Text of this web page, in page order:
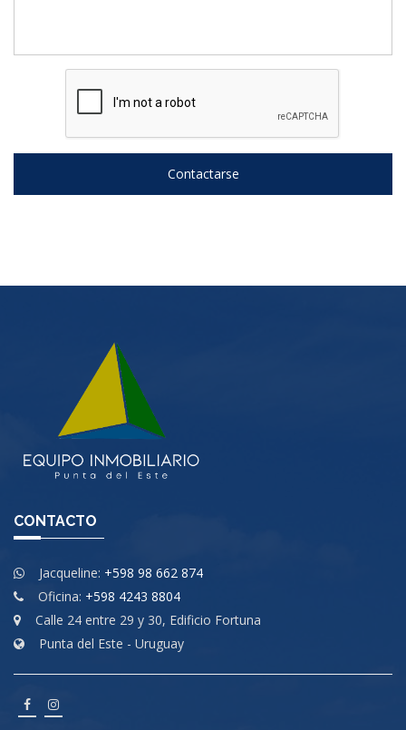
Contactarse
CONTACTO
Jacqueline: +598 98 662 874
Oficina: +598 4243 8804
Calle 24 entre 29 y 30, Edificio Fortuna
Punta del Este - Uruguay